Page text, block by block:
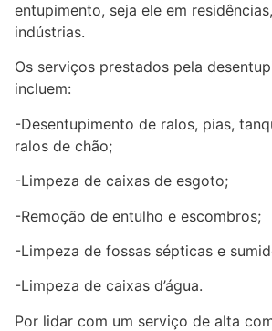
entupimento, seja ele em
indústrias.
Os serviços prestados pela
incluem:
-Desentupimento de ralos, pias,
ralos de chão;
-Limpeza de caixas de esgoto;
-Remoção de entulho e escombros;
-Limpeza de fossas sépticas e
-Limpeza de caixas d’água.
Por lidar com um serviço de alta